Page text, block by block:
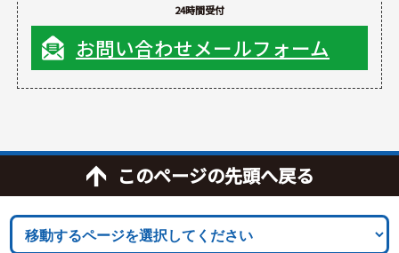
24時間受付
お問い合わせメールフォーム
このページの先頭へ戻る